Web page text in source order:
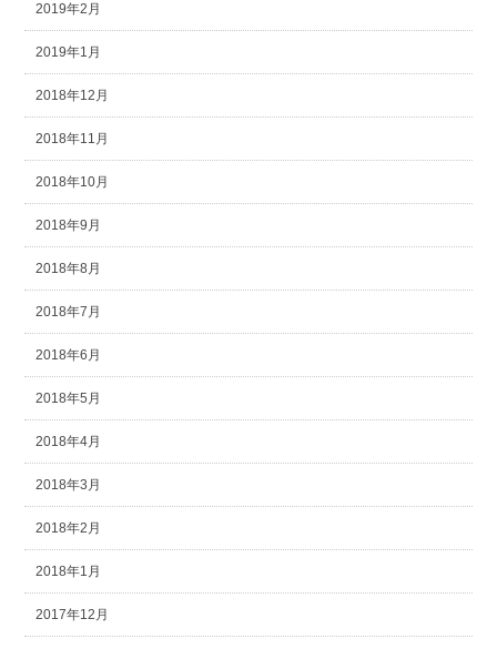
2019年2月
2019年1月
2018年12月
2018年11月
2018年10月
2018年9月
2018年8月
2018年7月
2018年6月
2018年5月
2018年4月
2018年3月
2018年2月
2018年1月
2017年12月